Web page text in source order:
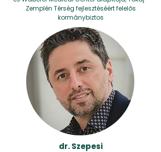
Zemplén Térség fejlesztéséért felelős
kormánybiztos
dr. Szepesi